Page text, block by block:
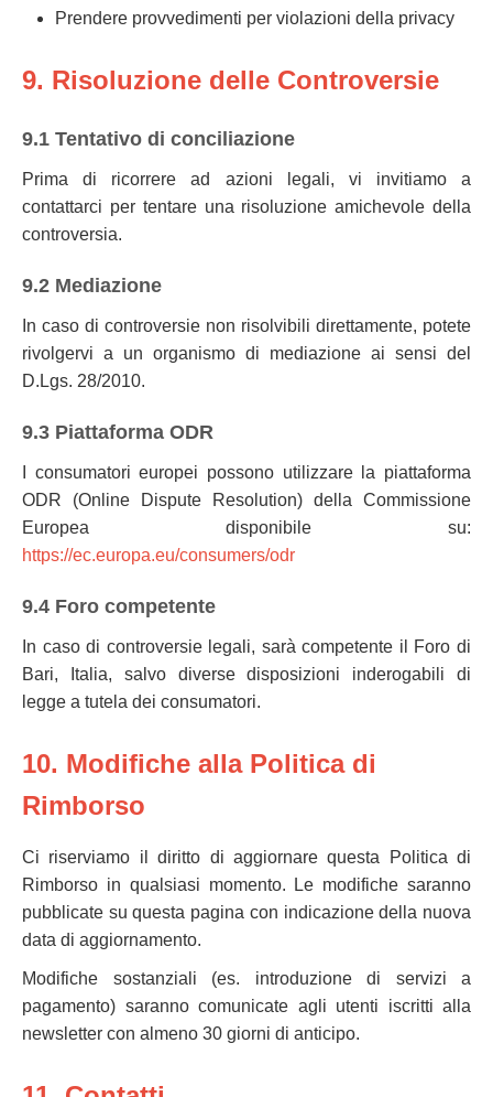
Prendere provvedimenti per violazioni della privacy
9. Risoluzione delle Controversie
9.1 Tentativo di conciliazione
Prima di ricorrere ad azioni legali, vi invitiamo a
contattarci per tentare una risoluzione amichevole della
controversia.
9.2 Mediazione
In caso di controversie non risolvibili direttamente, potete
rivolgervi a un organismo di mediazione ai sensi del
D.Lgs. 28/2010.
9.3 Piattaforma ODR
I consumatori europei possono utilizzare la piattaforma
ODR (Online Dispute Resolution) della Commissione
Europea disponibile su:
https://ec.europa.eu/consumers/odr
9.4 Foro competente
In caso di controversie legali, sarà competente il Foro di
Bari, Italia, salvo diverse disposizioni inderogabili di
legge a tutela dei consumatori.
10. Modifiche alla Politica di
Rimborso
Ci riserviamo il diritto di aggiornare questa Politica di
Rimborso in qualsiasi momento. Le modifiche saranno
pubblicate su questa pagina con indicazione della nuova
data di aggiornamento.
Modifiche sostanziali (es. introduzione di servizi a
pagamento) saranno comunicate agli utenti iscritti alla
newsletter con almeno 30 giorni di anticipo.